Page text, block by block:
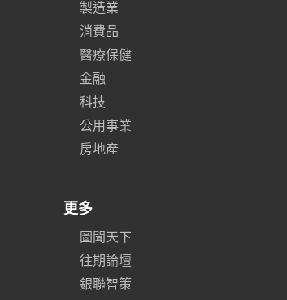
製造業
消費品
醫療保健
金融
科技
公用事業
房地產
更多
圖聞天下
往期論壇
銀聯智策